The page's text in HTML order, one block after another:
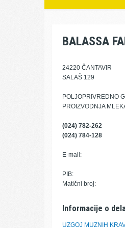
BALASSA
24220 ČANTAVIR
SALAŠ 129
POLJOPRIVREDNO
PROIZVODNJA
(024) 782-262
(024) 784-128
E-mail:
PIB:
Matični broj:
Informacije o
UZGOJ MUZNIH